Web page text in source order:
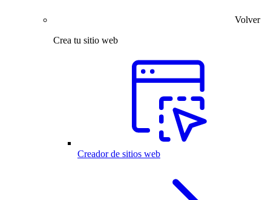
Volver
Crea tu sitio web
Creador de sitios web